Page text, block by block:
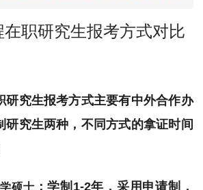
职研究生报考方式对比
究生报考方式主要有中外合作办
研究生两种，不同方式的拿证时间
硕士 ：学制1-2年，采用申请制，